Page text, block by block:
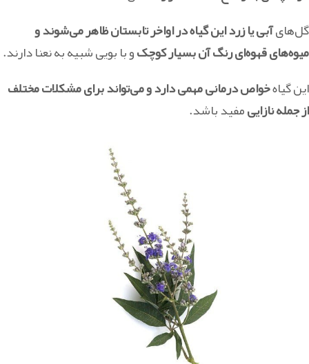
گل‌هایآبی یا زرد این گیاه در اواخر تابستان ظاهر می‌شوند و
میوه‌های قهوه‌ای رنگ آن بسیار کوچکو با بویی شبیه به نعنا دارند.
این گیاهخواص درمانی مهمی دارد و می‌تواند برای مشکلات مختلف
از جمله نازاییمفید باشد.